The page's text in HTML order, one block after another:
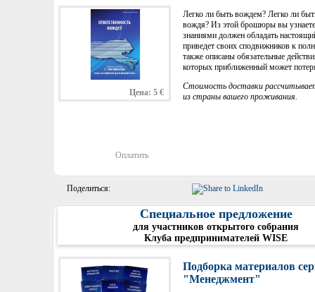
Цена: 5 €
Легко ли быть вождем? Легко ли
вождя? Из этой брошюры вы
знаниями должен обладать
приведет своих сподвижников к
также описаны обязательные
которых приближенный может
Стоимость доставки
из страны вашего проживания.
Оплатить
Поделиться:
Специальное предложение
для участников открытого собрания
Клуба предпринимателей WISE
Подборка материалов
"Менеджмент"